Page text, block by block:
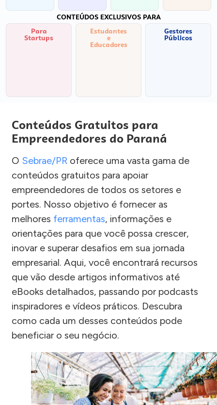
CONTEÚDOS EXCLUSIVOS PARA
Para
Startups
Estudantes
e
Educadores
Gestores
Públicos
Conteúdos Gratuitos para
Empreendedores do Paraná
O Sebrae/PR oferece uma vasta gama de
conteúdos gratuitos para apoiar
empreendedores de todos os setores e
portes. Nosso objetivo é fornecer as
melhores ferramentas, informações e
orientações para que você possa crescer,
inovar e superar desafios em sua jornada
empresarial. Aqui, você encontrará recursos
que vão desde artigos informativos até
eBooks detalhados, passando por podcasts
inspiradores e vídeos práticos. Descubra
como cada um desses conteúdos pode
beneficiar o seu negócio.